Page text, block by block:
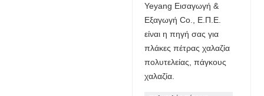
Yeyang Εισαγωγή &
Εξαγωγή Co., Ε.Π.Ε.
είναι η πηγή σας για
πλάκες πέτρας χαλαζία
πολυτελείας, πάγκους
χαλαζία.